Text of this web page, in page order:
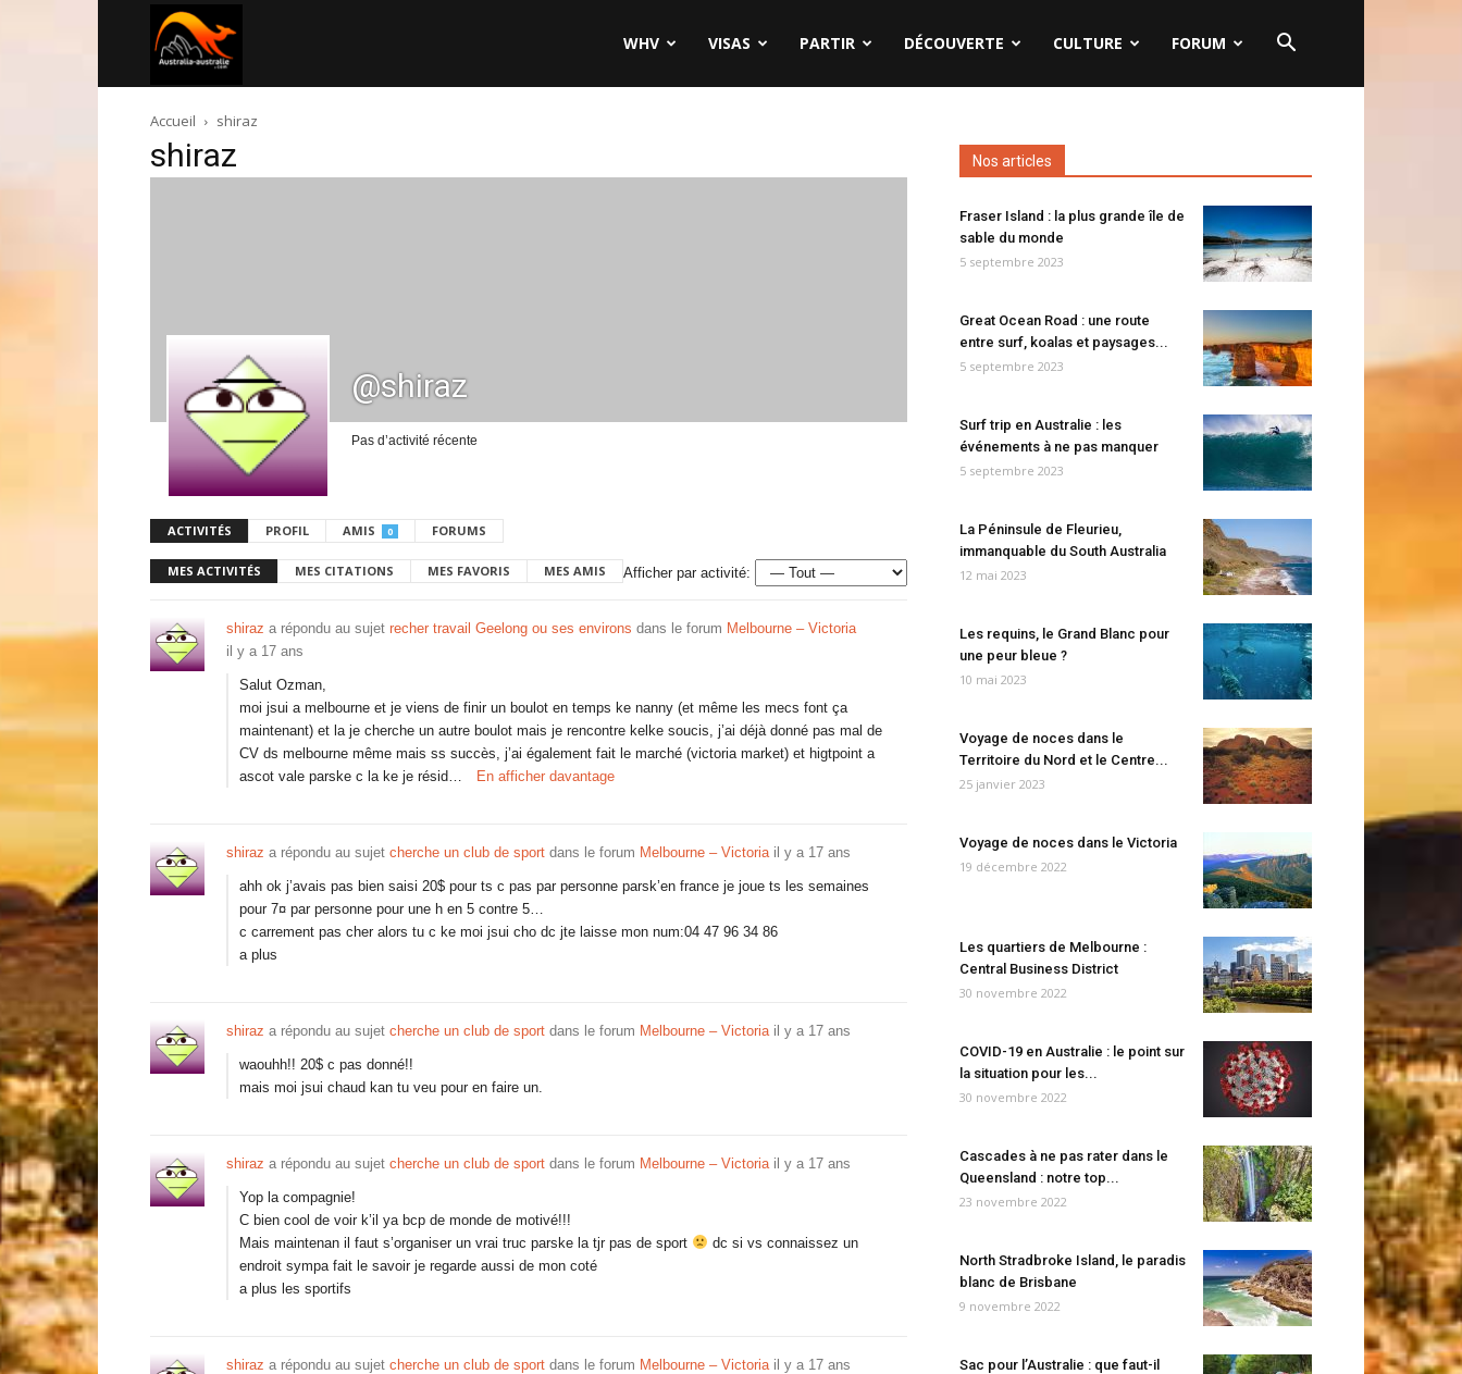
australie.com
WHV VISAS PARTIR DÉCOUVERTE CULTURE FORUM
Accueil shiraz
shiraz
@shiraz
Pas d’activité récente
ACTIVITÉS PROFIL AMIS 0 FORUMS
MES ACTIVITÉS MES CITATIONS MES FAVORIS MES AMIS Afficher par activité:
shiraz a répondu au sujet recher travail Geelong ou ses environs dans le forum Melbourne – Victoria
il y a 17 ans
Salut Ozman,
moi jsui a melbourne et je viens de finir un boulot en temps ke nanny (et même les mecs font ça
maintenant) et la je cherche un autre boulot mais je rencontre kelke soucis, j’ai déjà donné pas mal de
CV ds melbourne même mais ss succès, j’ai également fait le marché (victoria market) et higtpoint a
ascot vale parske c la ke je résid…
En afficher davantage
shiraz a répondu au sujet cherche un club de sport dans le forum Melbourne – Victoria il y a 17 ans
ahh ok j’avais pas bien saisi 20$ pour ts c pas par personne parsk’en france je joue ts les semaines
pour 7¤ par personne pour une h en 5 contre 5…
c carrement pas cher alors tu c ke moi jsui cho dc jte laisse mon num:04 47 96 34 86
a plus
shiraz a répondu au sujet cherche un club de sport dans le forum Melbourne – Victoria il y a 17 ans
waouhh!! 20$ c pas donné!!
mais moi jsui chaud kan tu veu pour en faire un.
shiraz a répondu au sujet cherche un club de sport dans le forum Melbourne – Victoria il y a 17 ans
Yop la compagnie!
C bien cool de voir k’il ya bcp de monde de motivé!!!
Mais maintenan il faut s’organiser un vrai truc parske la tjr pas de sport
dc si vs connaissez un
endroit sympa fait le savoir je regarde aussi de mon coté
a plus les sportifs
shiraz a répondu au sujet cherche un club de sport dans le forum Melbourne – Victoria il y a 17 ans
Nos articles
Fraser Island : la plus grande île de
sable du monde
5 septembre 2023
Great Ocean Road : une route
entre surf, koalas et paysages...
5 septembre 2023
Surf trip en Australie : les
événements à ne pas manquer
5 septembre 2023
La Péninsule de Fleurieu,
immanquable du South Australia
12 mai 2023
Les requins, le Grand Blanc pour
une peur bleue ?
10 mai 2023
Voyage de noces dans le
Territoire du Nord et le Centre...
25 janvier 2023
Voyage de noces dans le Victoria
19 décembre 2022
Les quartiers de Melbourne :
Central Business District
30 novembre 2022
COVID-19 en Australie : le point sur
la situation pour les...
30 novembre 2022
Cascades à ne pas rater dans le
Queensland : notre top...
23 novembre 2022
North Stradbroke Island, le paradis
blanc de Brisbane
9 novembre 2022
Sac pour l’Australie : que faut-il